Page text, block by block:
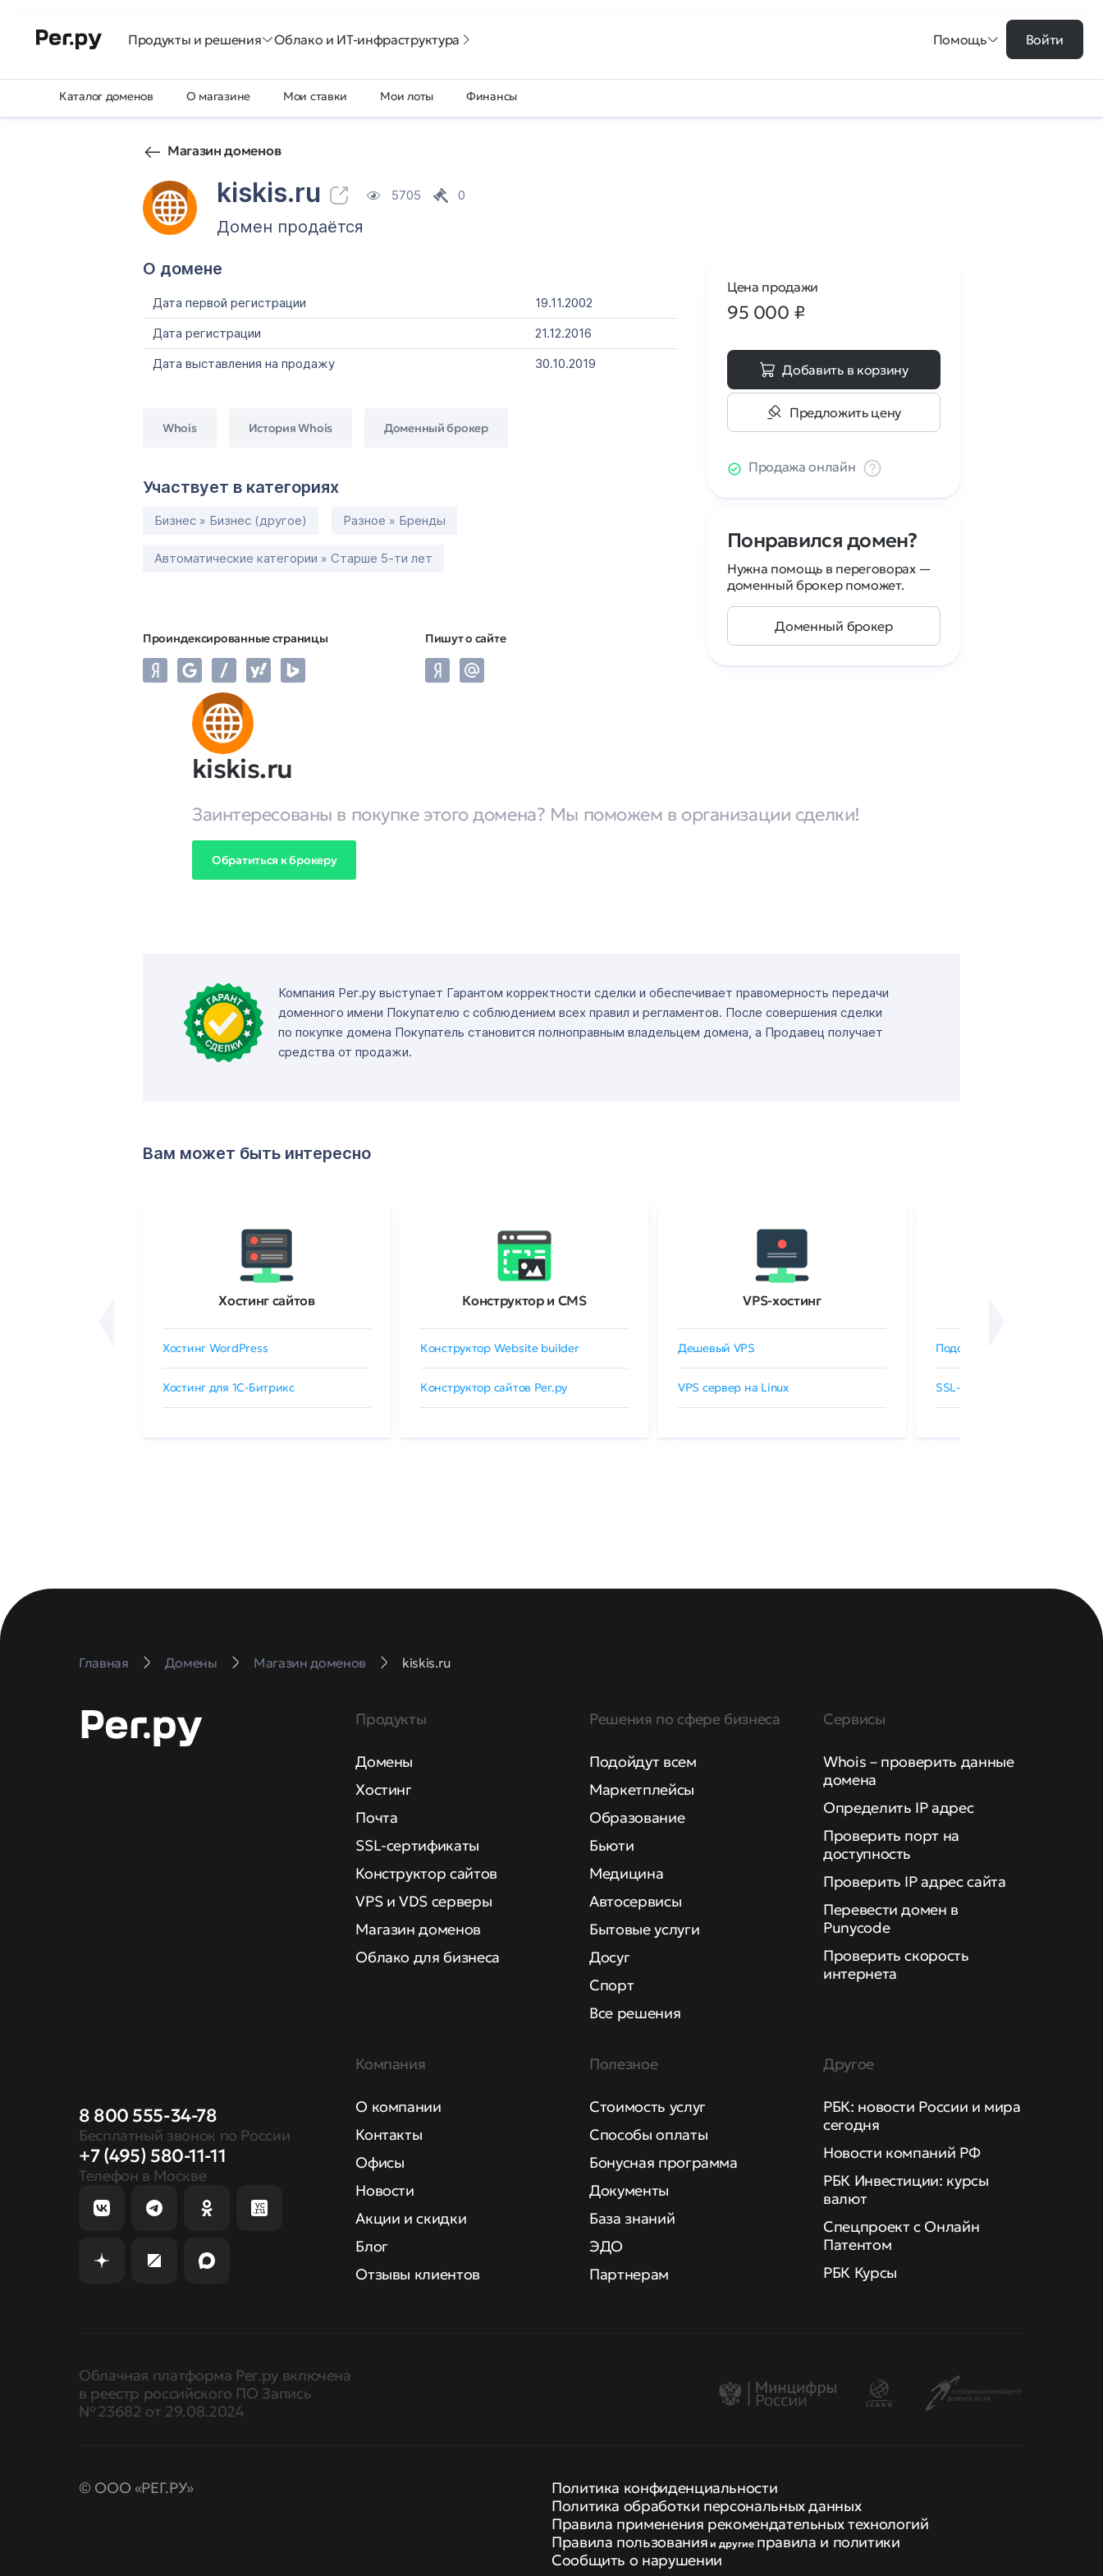
Продукты и решения Облако и ИТ-инфраструктура Помощь Войти
Каталог доменов О магазине Мои ставки Мои лоты Финансы
Магазин доменов
kiskis.ru 5705 0
Домен продаётся
О домене
Дата первой регистрации
19.11.2002
Дата регистрации
21.12.2016
Дата выставления на продажу
30.10.2019
Whois История Whois Доменный брокер
Участвует в категориях
Бизнес » Бизнес (другое) Разное » Бренды
Автоматические категории » Старше 5-ти лет
Проиндексированные страницы Пишут о сайте
Цена продажи
95 000 ₽
Добавить в корзину
Предложить цену
Продажа онлайн
Понравился домен?
Нужна помощь в переговорах —
доменный брокер поможет.
Доменный брокер
kiskis.ru
Заинтересованы в покупке этого домена? Мы поможем в организации сделки!
Обратиться к брокеру
Компания Рег.ру выступает Гарантом корректности сделки и обеспечивает правомерность передачи
доменного имени Покупателю с соблюдением всех правил и регламентов. После совершения сделки
по покупке домена Покупатель становится полноправным владельцем домена, а Продавец получает
средства от продажи.
Вам может быть интересно
Хостинг сайтов
Хостинг WordPress
Хостинг для 1C-Битрикс
Конструктор и CMS
Конструктор Website builder
Конструктор сайтов Рег.ру
VPS-хостинг
Дешевый VPS
VPS сервер на Linux
Подобрать SSL-сертификат
SSL-сертификаты GlobalSign
Главная Домены Магазин доменов kiskis.ru
8 800 555-34-78
Бесплатный звонок по России
+7 (495) 580-11-11
Телефон в Москве
Продукты
Домены
Хостинг
Почта
SSL-сертификаты
Конструктор сайтов
VPS и VDS серверы
Магазин доменов
Облако для бизнеса
Решения по сфере бизнеса
Подойдут всем
Маркетплейсы
Образование
Бьюти
Медицина
Автосервисы
Бытовые услуги
Досуг
Спорт
Все решения
Сервисы
Whois – проверить данные
домена
Определить IP адрес
Проверить порт на
доступность
Проверить IP адрес сайта
Перевести домен в
Punycode
Проверить скорость
интернета
Компания
О компании
Контакты
Офисы
Новости
Акции и скидки
Блог
Отзывы клиентов
Полезное
Стоимость услуг
Способы оплаты
Бонусная программа
Документы
База знаний
ЭДО
Партнерам
Другое
РБК: новости России и мира
сегодня
Новости компаний РФ
РБК Инвестиции: курсы
валют
Спецпроект с Онлайн
Патентом
РБК Курсы
Облачная платформа Рег.ру включена
в реестр российского ПО Запись
№ 23682 от 29.08.2024
© ООО «РЕГ.РУ»
Политика конфиденциальности
Политика обработки персональных данных
Правила применения рекомендательных технологий
Правила пользования и другие правила и политики
Сообщить о нарушении